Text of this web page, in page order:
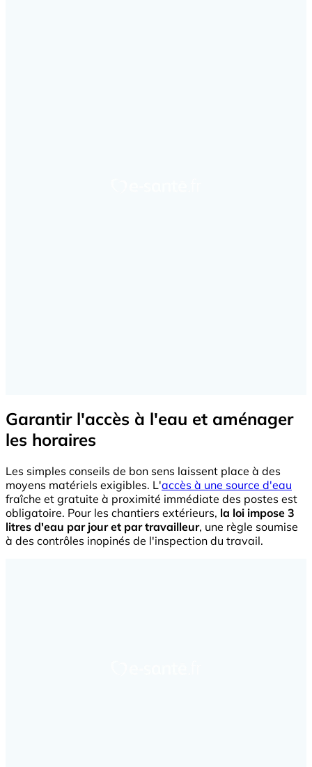
Garantir l'accès à l'eau et aménager
les horaires
Les simples conseils de bon sens laissent place à des
moyens matériels exigibles. L'accès à une source d'eau
fraîche et gratuite à proximité immédiate des postes est
obligatoire. Pour les chantiers extérieurs, la loi impose 3
litres d'eau par jour et par travailleur, une règle soumise
à des contrôles inopinés de l'inspection du travail.